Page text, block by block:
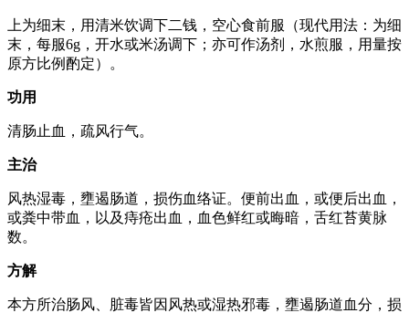
上为细末，用清米饮调下二钱，空心食前服（现代用法：为细
末，每服6g，开水或米汤调下；亦可作汤剂，水煎服，用量按
原方比例酌定）。
功用
清肠止血，疏风行气。
主治
风热湿毒，壅遏肠道，损伤血络证。便前出血，或便后出血，
或粪中带血，以及痔疮出血，血色鲜红或晦暗，舌红苔黄脉
数。
方解
本方所治肠风、脏毒皆因风热或湿热邪毒，壅遏肠道血分，损